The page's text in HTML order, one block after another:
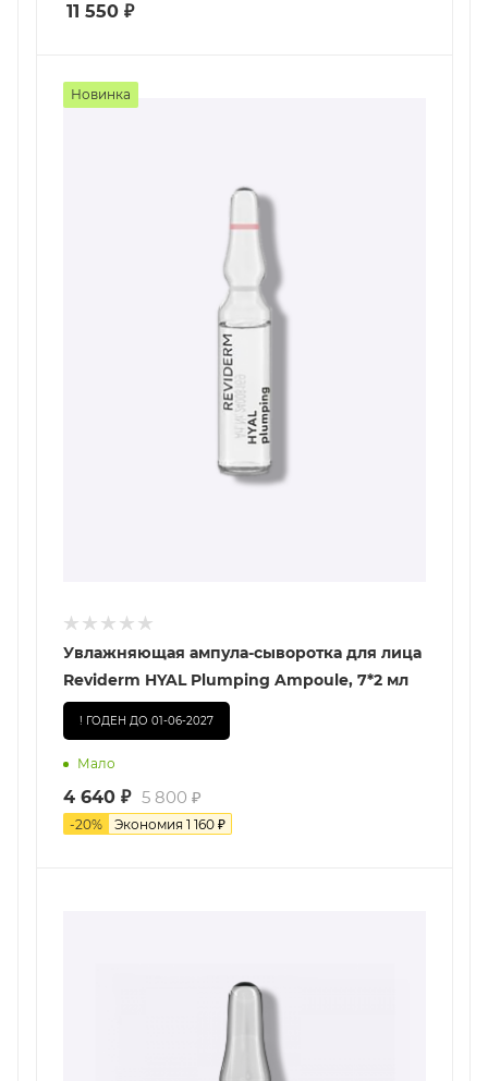
11 550 ₽
Новинка
Увлажняющая ампула-сыворотка для лица
Reviderm HYAL Plumping Ampoule, 7*2 мл
! ГОДЕН ДО 01-06-2027
Мало
4 640 ₽ 5 800 ₽
-20% Экономия 1 160 ₽